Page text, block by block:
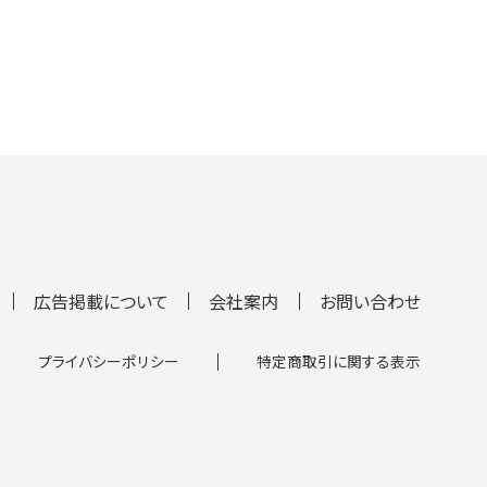
広告掲載について 会社案内 お問い合わせ
プライバシーポリシー 特定商取引に関する表示